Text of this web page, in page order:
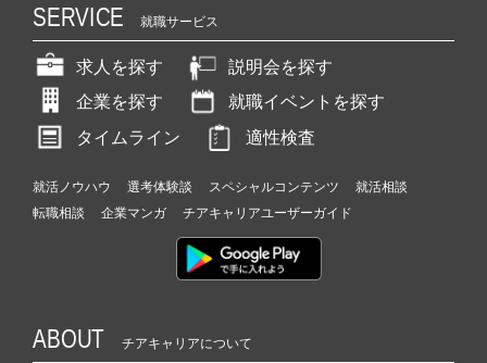
SERVICE 就職サービス
求人を探す
説明会を探す
企業を探す
就職イベントを探す
タイムライン
適性検査
就活ノウハウ 選考体験談 スペシャルコンテンツ
就活相談
転職相談
企業マンガ チアキャリアユーザーガイド
ABOUT チアキャリアについて